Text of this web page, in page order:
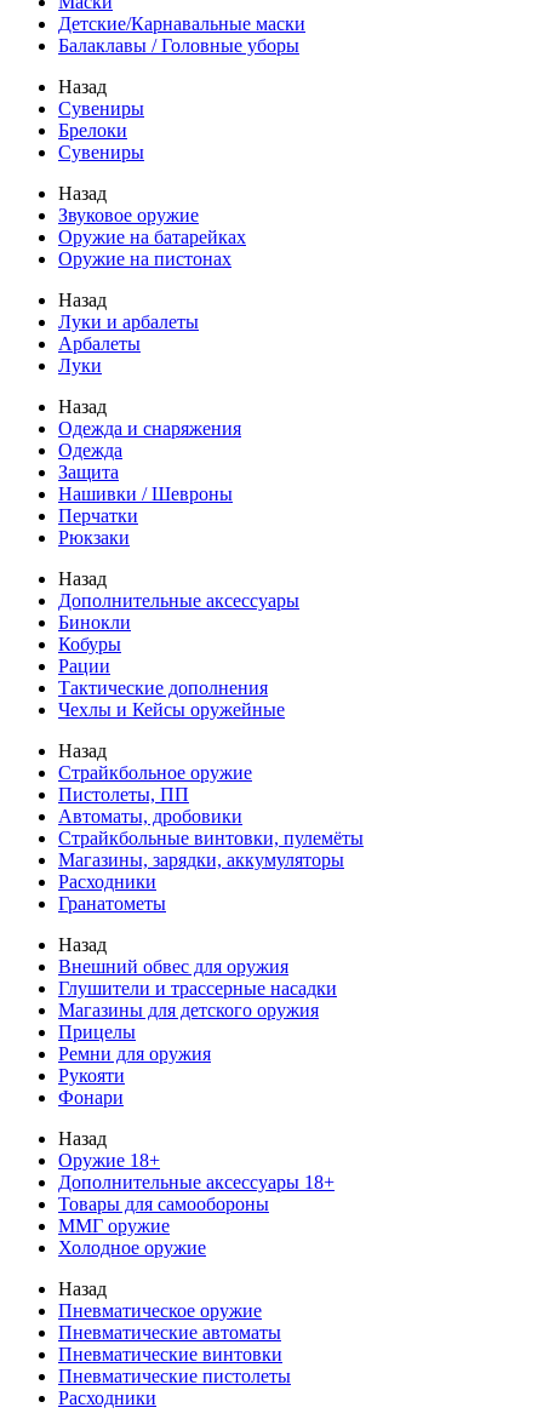
Детские/Карнавальные маски
Балаклавы / Головные уборы
Назад
Сувениры
Брелоки
Сувениры
Назад
Звуковое оружие
Оружие на батарейках
Оружие на пистонах
Назад
Луки и арбалеты
Арбалеты
Луки
Назад
Одежда и снаряжения
Одежда
Защита
Нашивки / Шевроны
Перчатки
Рюкзаки
Назад
Дополнительные аксессуары
Бинокли
Кобуры
Рации
Тактические дополнения
Чехлы и Кейсы оружейные
Назад
Страйкбольное оружие
Пистолеты, ПП
Автоматы, дробовики
Страйкбольные винтовки, пулемёты
Магазины, зарядки, аккумуляторы
Расходники
Гранатометы
Назад
Внешний обвес для оружия
Глушители и трассерные насадки
Магазины для детского оружия
Прицелы
Ремни для оружия
Рукояти
Фонари
Назад
Оружие 18+
Дополнительные аксессуары 18+
Товары для самообороны
ММГ оружие
Холодное оружие
Назад
Пневматическое оружие
Пневматические автоматы
Пневматические винтовки
Пневматические пистолеты
Расходники